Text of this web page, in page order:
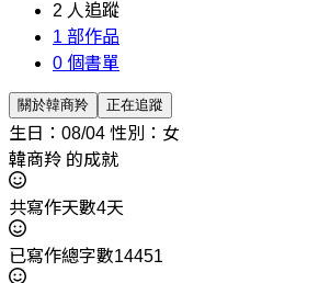
2 人追蹤
1 部作品
0 個書單
關於韓商羚 正在追蹤
生日：08/04 性別：女
韓商羚 的成就
共寫作天數4天
已寫作總字數14451